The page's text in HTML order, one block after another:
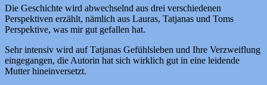
Die Geschichte wird abwechselnd aus drei verschiedenen
Perspektiven erzählt, nämlich aus Lauras, Tatjanas und Toms
Perspektive, was mir gut gefallen hat.
Sehr intensiv wird auf Tatjanas Gefühlsleben und Ihre Verzweiflung
eingegangen, die Autorin hat sich wirklich gut in eine leidende
Mutter hineinversetzt.